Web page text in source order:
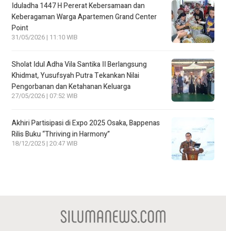
Iduladha 1447 H Pererat Kebersamaan dan
Keberagaman Warga Apartemen Grand Center
Point
31/05/2026 | 11:10 WIB
Sholat Idul Adha Vila Santika II Berlangsung
Khidmat, Yusufsyah Putra Tekankan Nilai
Pengorbanan dan Ketahanan Keluarga
27/05/2026 | 07:52 WIB
Akhiri Partisipasi di Expo 2025 Osaka, Bappenas
Rilis Buku “Thriving in Harmony”
18/12/2025 | 20:47 WIB